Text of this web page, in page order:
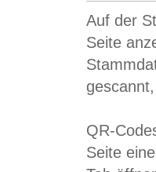
Auf der
Seite
QR-
Seite